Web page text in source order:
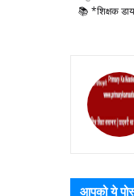
📚 *शिक्षक
आपको ये